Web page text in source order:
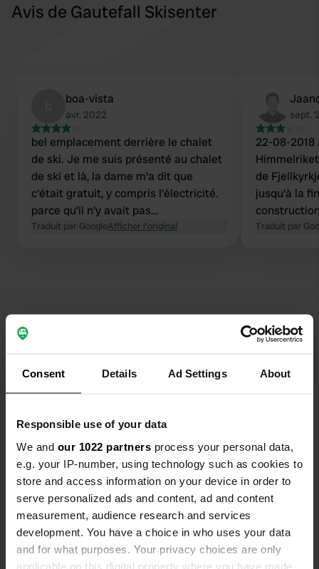
Consent Details Ad Settings About
Responsible use of your data
We and our 1022 partners process your personal data,
e.g. your IP-number, using technology such as cookies to
store and access information on your device in order to
serve personalized ads and content, ad and content
measurement, audience research and services
development. You have a choice in who uses your data
and for what purposes. Your privacy choices are only
applicable on this digital property where you have made
Avis de Gautefall Skisenter
boa-vista
avr. 2022
bel emplacement derrière le chalet
de ski. Je me suis présenté au chalet
de ski et là, la dame m'a dit que
c'était gratuit, y compris l'électricité.
parce qu'il n'y avait pas
d'installations. l'électricité et une
beaucoup de ski.
Traduit par GoogleAfficher l'original
sept.
22-08-
de
jusqu'à la
Traduit par
Contact
Emplacement
Gautefallveien 1155
59° 3' 42" N 8° 43' 27" E
Copie
59.06165 8.7243
Code du site
72293 Copie
Passer à PRO+